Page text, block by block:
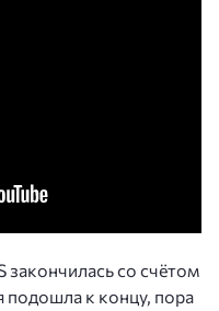
закончилась со счётом
подошла к концу, пора